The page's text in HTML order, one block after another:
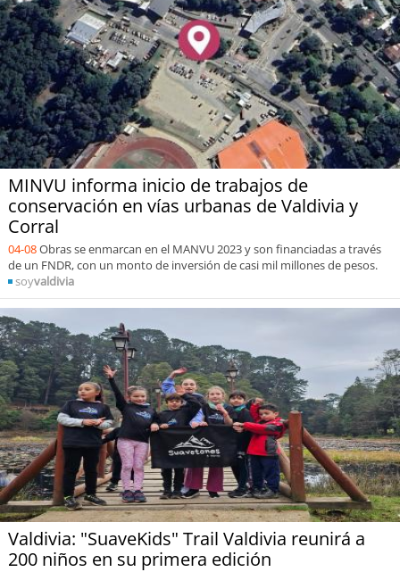
MINVU informa inicio de trabajos de
conservación en vías urbanas de Valdivia y
Corral
04-08Obras se enmarcan en el MANVU 2023 y son financiadas a través
de un FNDR, con un monto de inversión de casi mil millones de pesos.
soyvaldivia
Valdivia: "SuaveKids" Trail Valdivia reunirá a
200 niños en su primera edición